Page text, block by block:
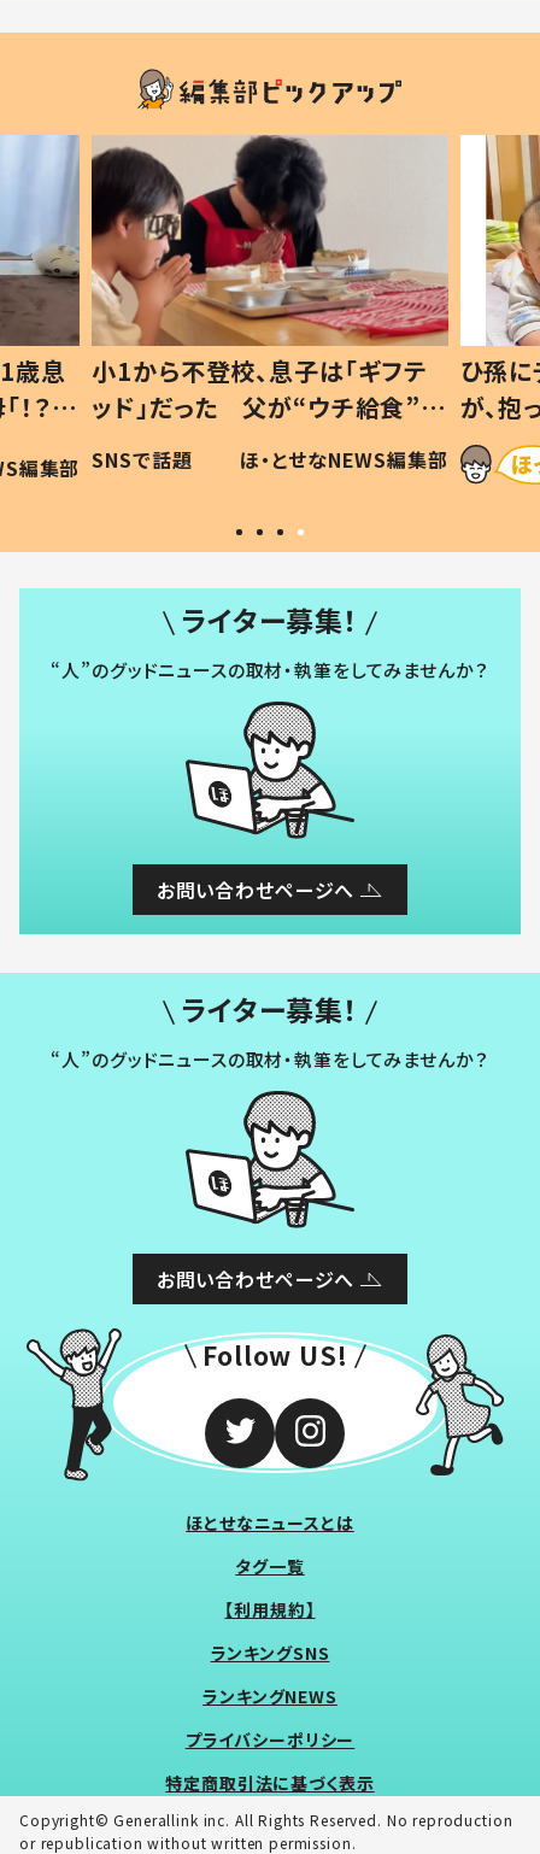
歳息
？」
編集部
小1から不登校、息子は「ギフテ
ッド」だった 父が“ウチ給食”を
作り続ける理由とは #令和の親
#令和の子
SNSで話題 ほ・とせなNEWS編集部
ひ孫
が、
「涙が
い」
ライター募集！
“人”のグッドニュースの取材・執筆をしてみませんか？
お問い合わせページへ
ライター募集！
“人”のグッドニュースの取材・執筆をしてみませんか？
お問い合わせページへ
Follow US!
ほとせなニュースとは
タグ一覧
【利用規約】
ランキングSNS
ランキングNEWS
プライバシーポリシー
特定商取引法に基づく表示
Copyright© Generallink inc. All Rights Reserved. No reproduction
or republication without written permission.